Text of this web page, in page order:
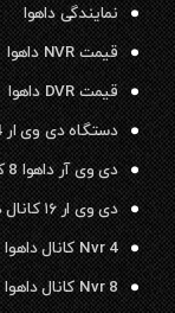
نمایندگی داهوا
قیمت NVR داهوا
قیمت DVR داهوا
دستگاه دی وی ار 4 کانال داهوا
دی وی آر داهوا 8 کانال
دی وی ار ۱۶ کانال داهوا
Nvr 4 کانال داهوا
Nvr 8 کانال داهوا